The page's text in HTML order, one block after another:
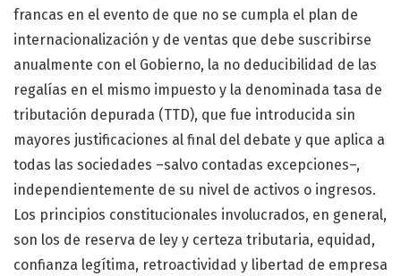
francas en el evento de que no se cumpla el plan de
internacionalización y de ventas que debe suscribirse
anualmente con el Gobierno, la no deducibilidad de las
regalías en el mismo impuesto y la denominada tasa de
tributación depurada (TTD), que fue introducida sin
mayores justificaciones al final del debate y que aplica a
todas las sociedades –salvo contadas excepciones–,
independientemente de su nivel de activos o ingresos.
Los principios constitucionales involucrados, en general,
son los de reserva de ley y certeza tributaria, equidad,
confianza legítima, retroactividad y libertad de empresa